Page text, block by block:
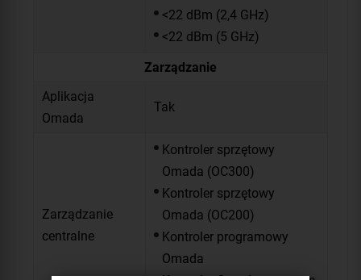
<22 dBm (2,4 GHz)
<22 dBm (5 GHz)
Zarządzanie
Aplikacja
Omada
Tak
Zarządzanie
centralne
Kontroler sprzętowy
Omada (OC300)
Kontroler sprzętowy
Omada (OC200)
Kontroler programowy
Omada